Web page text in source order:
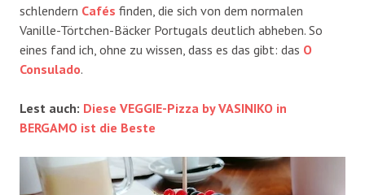
schlendern Cafés finden, die sich von dem normalen
Vanille-Törtchen-Bäcker Portugals deutlich abheben. So
eines fand ich, ohne zu wissen, dass es das gibt: das O
Consulado.
Lest auch: Diese VEGGIE-Pizza by VASINIKO in
BERGAMO ist die Beste